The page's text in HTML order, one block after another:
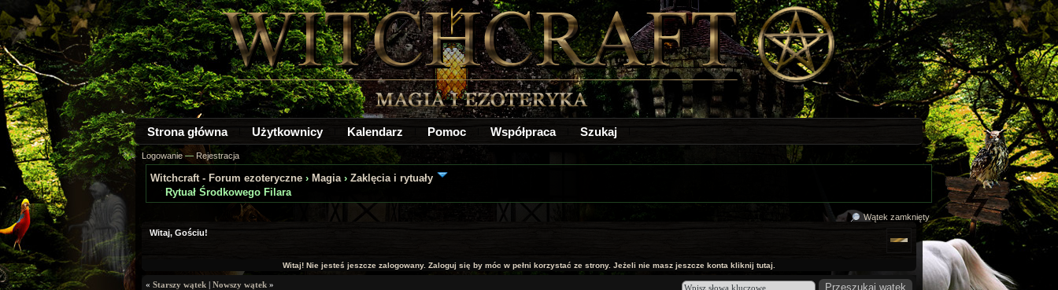
Strona główna Użytkownicy Kalendarz Pomoc Współpraca Szukaj
Logowanie — Rejestracja
Witchcraft - Forum ezoteryczne › Magia› Zaklęcia i rytuały
Rytuał Środkowego Filara
Wątek zamknięty
Witaj, Gościu!
Witaj! Nie jesteś jeszcze zalogowany. Zaloguj się by móc w pełni korzystać ze strony. Jeżeli nie masz jeszcze konta kliknij tutaj.
« Starszy wątek | Nowszy wątek »